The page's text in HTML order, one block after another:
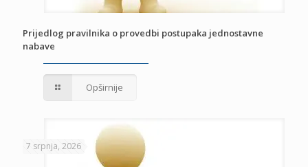
Prijedlog pravilnika o provedbi postupaka jednostavne
nabave
Opširnije
7 srpnja, 2026